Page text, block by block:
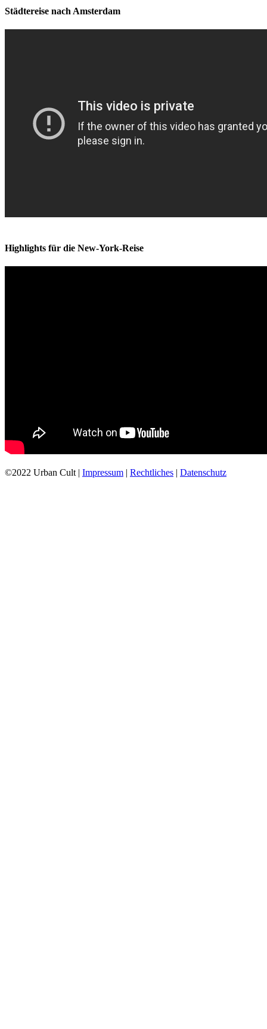
Städtereise nach Amsterdam
Highlights für die New-York-Reise
©2022 Urban Cult | Impressum Rechtliches Datenschutz